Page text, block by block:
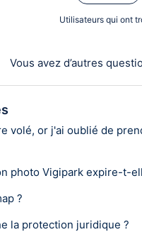
Utilisateurs qui ont
Vous avez d’autres
volé, or j'ai oublié de
photo Vigipark expire-t-
?
la protection juridique ?